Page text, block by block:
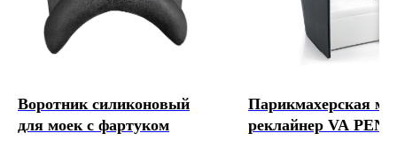
Воротник силиконовый
для моек с фартуком
Парикмахерская
реклайнер VA